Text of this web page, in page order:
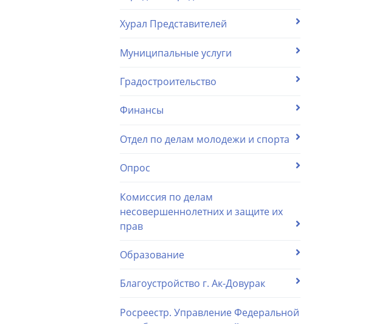
Хурал Представителей
Муниципальные услуги
Градостроительство
Финансы
Отдел по делам молодежи и спорта
Опрос
Комиссия по делам
несовершеннолетних и защите их
прав
Образование
Благоустройство г. Ак-Довурак
Росреестр. Управление Федеральной